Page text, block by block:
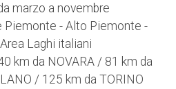
marzo a novembre
Piemonte - Alto Piemonte -
Laghi italiani
km da NOVARA / 81 km da
/ 125 km da TORINO